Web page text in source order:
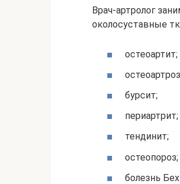
Врач-артролог
околосуставные
остеоартит;
бурсит;
периартрит;
тендинит;
остеопороз;
болезнь